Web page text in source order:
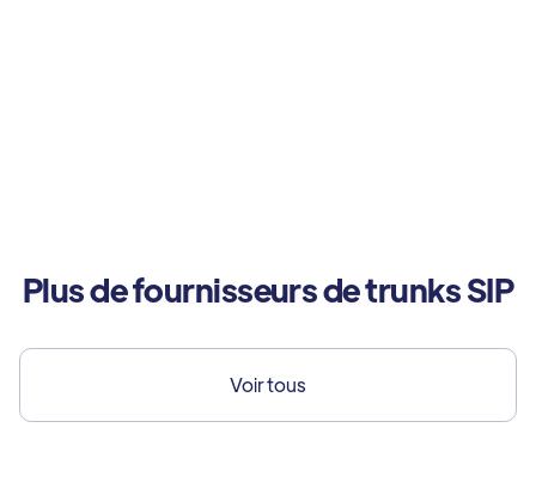
Plus de fournisseurs de trunks SIP
Voir tous